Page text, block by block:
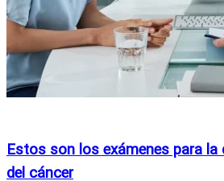
Estos son los exámenes para
del cáncer